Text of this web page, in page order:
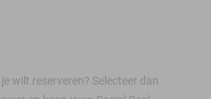
wilt reserveren? Selecteer dan